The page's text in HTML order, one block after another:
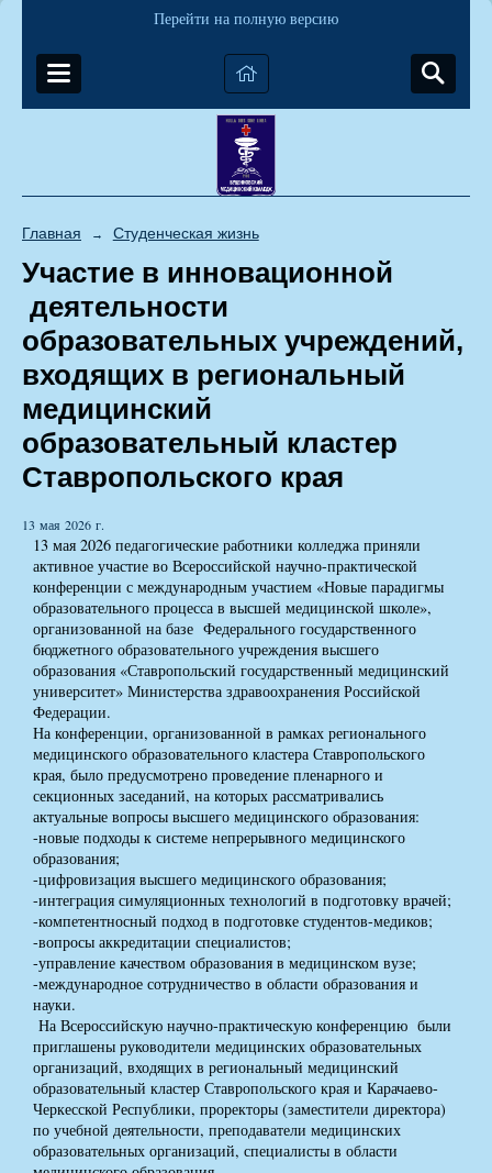
Перейти на полную версию
Главная → Студенческая жизнь
Участие в инновационной
деятельности
образовательных учреждений,
входящих в региональный
медицинский
образовательный кластер
Ставропольского края
13 мая 2026 г.
13 мая 2026 педагогические работники колледжа приняли
активное участие во Всероссийской научно-практической
конференции с международным участием «Новые парадигмы
образовательного процесса в высшей медицинской школе»,
организованной на базе Федерального государственного
бюджетного образовательного учреждения высшего
образования «Ставропольский государственный медицинский
университет» Министерства здравоохранения Российской
Федерации.
На конференции, организованной в рамках регионального
медицинского образовательного кластера Ставропольского
края, было предусмотрено проведение пленарного и
секционных заседаний, на которых рассматривались
актуальные вопросы высшего медицинского образования:
-новые подходы к системе непрерывного медицинского
образования;
-цифровизация высшего медицинского образования;
-интеграция симуляционных технологий в подготовку врачей;
-компетентносный подход в подготовке студентов-медиков;
-вопросы аккредитации специалистов;
-управление качеством образования в медицинском вузе;
-международное сотрудничество в области образования и
науки.
На Всероссийскую научно-практическую конференцию были
приглашены руководители медицинских образовательных
организаций, входящих в региональный медицинский
образовательный кластер Ставропольского края и Карачаево-
Черкесской Республики, проректоры (заместители директора)
по учебной деятельности, преподаватели медицинских
образовательных организаций, специалисты в области